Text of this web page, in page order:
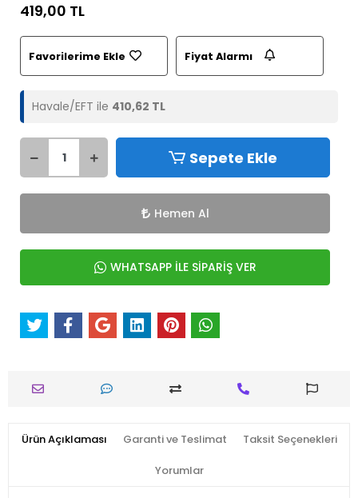
419,00 TL
Favorilerime Ekle Fiyat Alarmı
Havale/EFT ile 410,62 TL
Sepete Ekle
Hemen Al
WHATSAPP İLE SİPARİŞ VER
Ürün Açıklaması Garanti ve Teslimat Taksit Seçenekleri
Yorumlar